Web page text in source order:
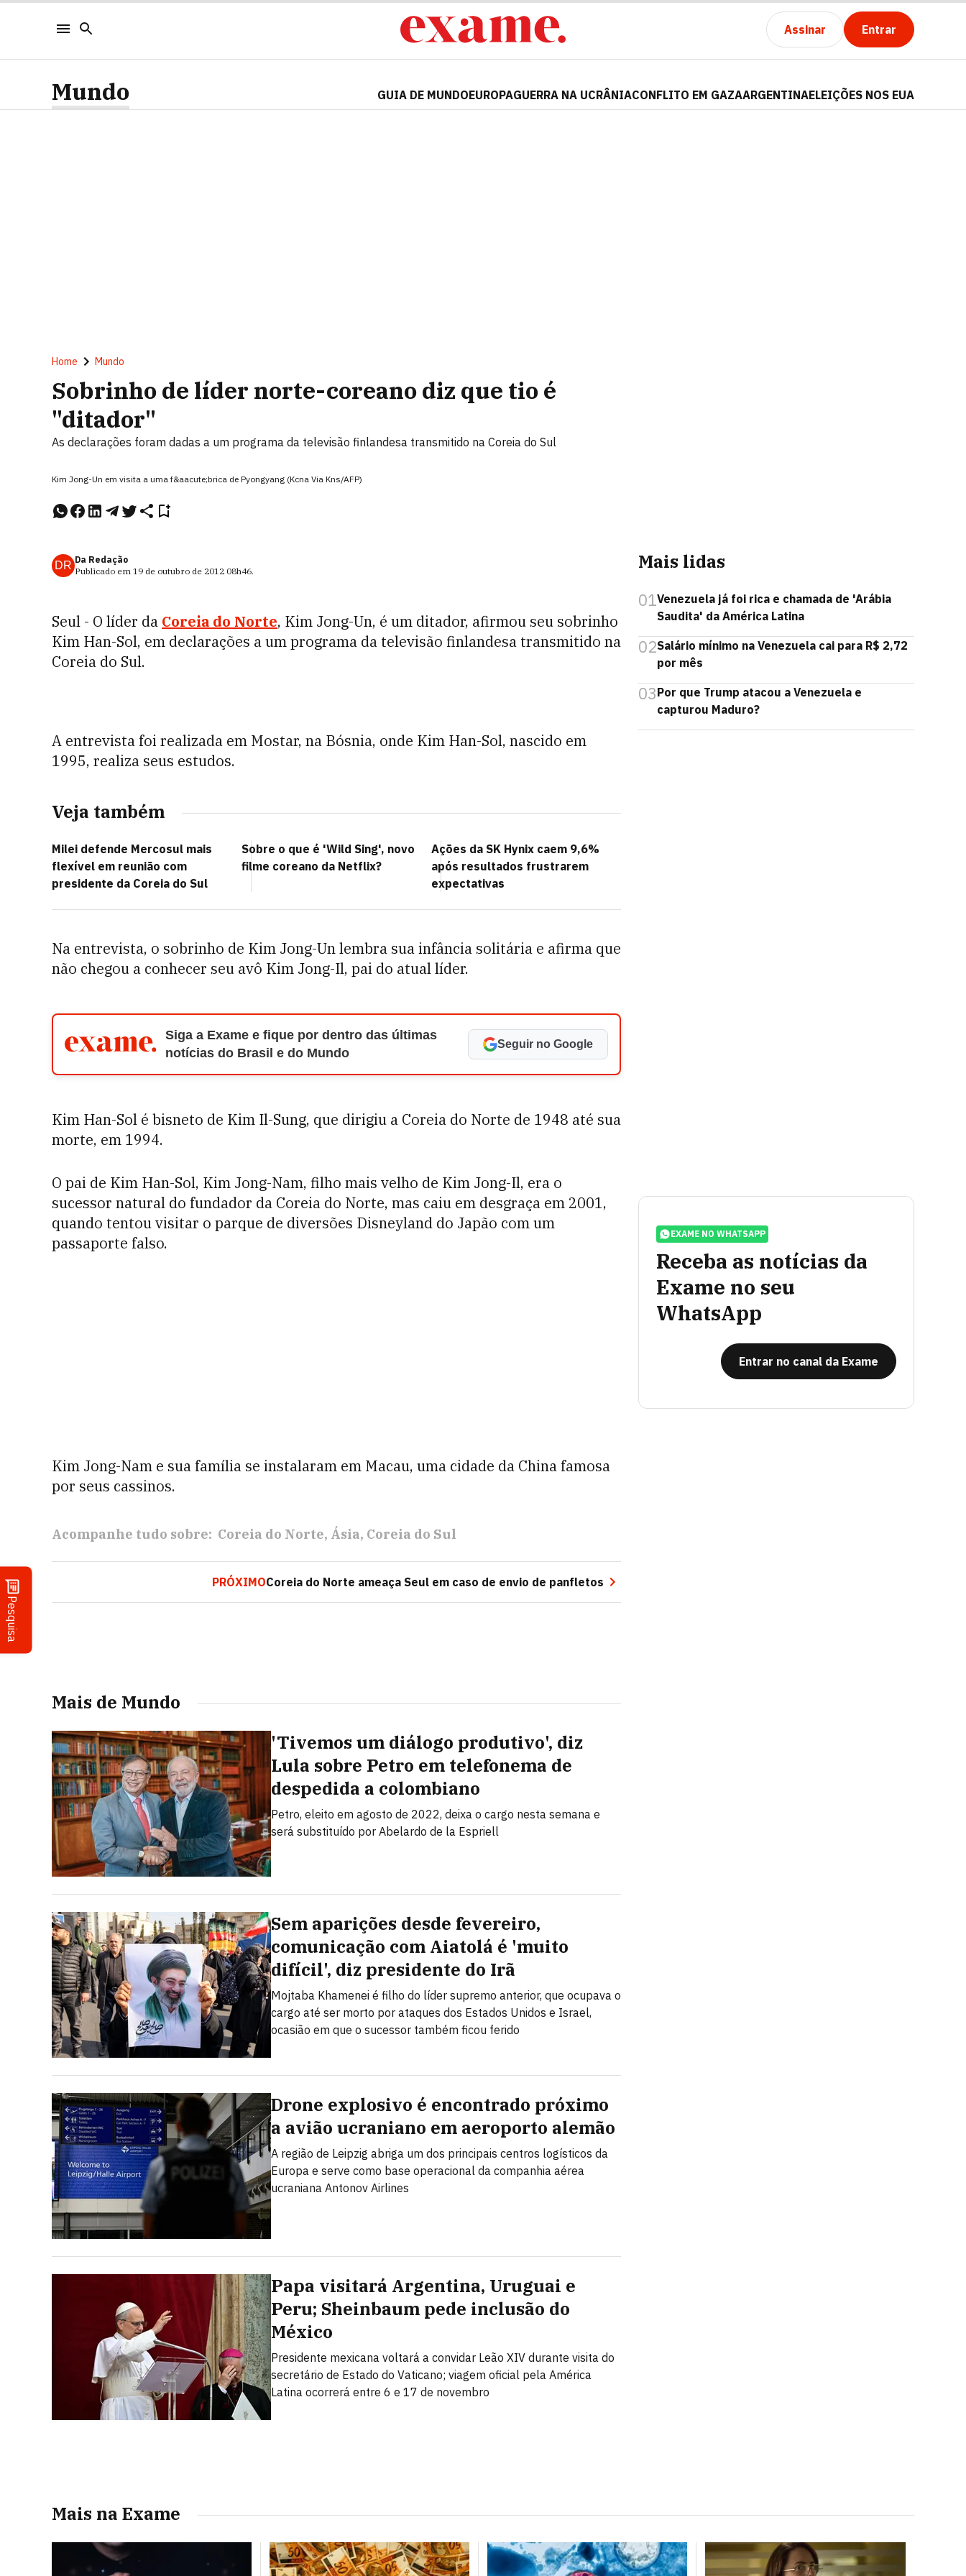
Assinar Entrar
Pesquisa
Mundo GUIA DE MUNDOEUROPAGUERRA NA UCRÂNIACONFLITO EM GAZAARGENTINAELEIÇÕES NOS EUA
Home Mundo
Sobrinho de líder norte-coreano diz que tio é
"ditador"
As declarações foram dadas a um programa da televisão finlandesa transmitido na Coreia do Sul
Kim Jong-Un em visita a uma f&aacute;brica de Pyongyang (Kcna Via Kns/AFP)
DR Da Redação
Publicado em 19 de outubro de 2012 08h46.
Seul - O líder da Coreia do Norte, Kim Jong-Un, é um ditador, afirmou seu sobrinho
Kim Han-Sol, em declarações a um programa da televisão finlandesa transmitido na
Coreia do Sul.
A entrevista foi realizada em Mostar, na Bósnia, onde Kim Han-Sol, nascido em
1995, realiza seus estudos.
Veja também
Milei defende Mercosul mais
flexível em reunião com
presidente da Coreia do Sul
Sobre o que é 'Wild Sing', novo
filme coreano da Netflix?
Ações da SK Hynix caem 9,6%
após resultados frustrarem
expectativas
Na entrevista, o sobrinho de Kim Jong-Un lembra sua infância solitária e afirma que
não chegou a conhecer seu avô Kim Jong-Il, pai do atual líder.
Siga a Exame e fique por dentro das últimas
notícias do Brasil e do Mundo
Seguir no Google
Kim Han-Sol é bisneto de Kim Il-Sung, que dirigiu a Coreia do Norte de 1948 até sua
morte, em 1994.
O pai de Kim Han-Sol, Kim Jong-Nam, filho mais velho de Kim Jong-Il, era o
sucessor natural do fundador da Coreia do Norte, mas caiu em desgraça em 2001,
quando tentou visitar o parque de diversões Disneyland do Japão com um
passaporte falso.
Kim Jong-Nam e sua família se instalaram em Macau, uma cidade da China famosa
por seus cassinos.
Acompanhe tudo sobre: Coreia do Norte Ásia Coreia do Sul
PRÓXIMOCoreia do Norte ameaça Seul em caso de envio de panfletos
Mais de Mundo
'Tivemos um diálogo produtivo', diz
Lula sobre Petro em telefonema de
despedida a colombiano
Petro, eleito em agosto de 2022, deixa o cargo nesta semana e
será substituído por Abelardo de la Espriell
Sem aparições desde fevereiro,
comunicação com Aiatolá é 'muito
difícil', diz presidente do Irã
Mojtaba Khamenei é filho do líder supremo anterior, que ocupava o
cargo até ser morto por ataques dos Estados Unidos e Israel,
ocasião em que o sucessor também ficou ferido
Drone explosivo é encontrado próximo
a avião ucraniano em aeroporto alemão
A região de Leipzig abriga um dos principais centros logísticos da
Europa e serve como base operacional da companhia aérea
ucraniana Antonov Airlines
Papa visitará Argentina, Uruguai e
Peru; Sheinbaum pede inclusão do
México
Presidente mexicana voltará a convidar Leão XIV durante visita do
secretário de Estado do Vaticano; viagem oficial pela América
Latina ocorrerá entre 6 e 17 de novembro
Mais lidas
01Venezuela já foi rica e chamada de 'Arábia
Saudita' da América Latina
02Salário mínimo na Venezuela cai para R$ 2,72
por mês
03Por que Trump atacou a Venezuela e
capturou Maduro?
EXAME NO WHATSAPP
Receba as notícias da
Exame no seu
WhatsApp
Entrar no canal da Exame
Mais na Exame